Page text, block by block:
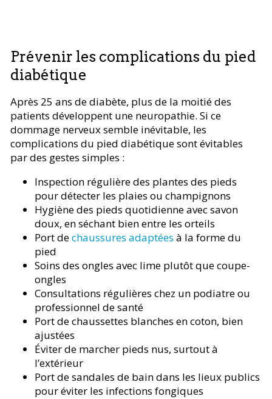
Prévenir les complications du pied
diabétique
Après 25 ans de diabète, plus de la moitié des
patients développent une neuropathie. Si ce
dommage nerveux semble inévitable, les
complications du pied diabétique sont évitables
par des gestes simples :
Inspection régulière des plantes des pieds
pour détecter les plaies ou champignons
Hygiène des pieds quotidienne avec savon
doux, en séchant bien entre les orteils
Port dechaussures adaptées à la forme du
pied
Soins des ongles avec lime plutôt que coupe-
ongles
Consultations régulières chez un podiatre ou
professionnel de santé
Port de chaussettes blanches en coton, bien
ajustées
Éviter de marcher pieds nus, surtout à
l’extérieur
Port de sandales de bain dans les lieux publics
pour éviter les infections fongiques